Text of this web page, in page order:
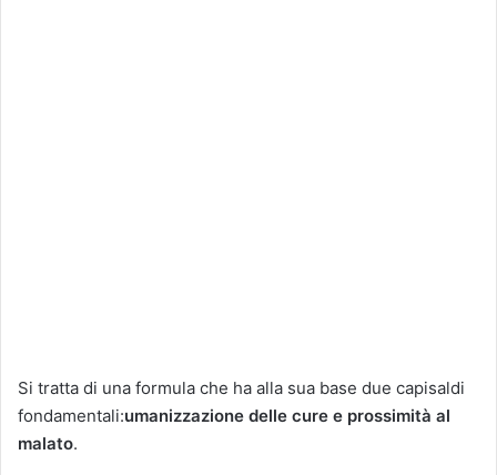
Si tratta di una formula che ha alla sua base due capisaldi
fondamentali:umanizzazione delle cure e prossimità al
malato.